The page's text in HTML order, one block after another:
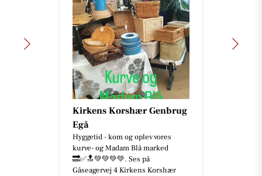
Kirkens Korshær Genbrug
Egå
Hyggetid - kom og oplev vores
kurve- og Madam Blå marked
🔜✅🔝💚💚💚💚. Ses på
Gåseagervej 4 Kirkens Korshær